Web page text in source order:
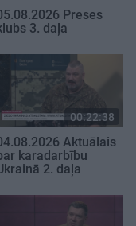
Preses
3. daļa
00:22:38
Aktuālais
karadarbību
2. daļa